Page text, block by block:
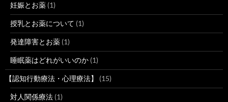
妊娠とお薬 (1)
授乳とお薬について (1)
発達障害とお薬 (1)
睡眠薬はどれがいいのか (1)
【認知行動療法・心理療法】 (15)
対人関係療法 (1)